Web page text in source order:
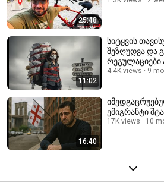
25:48
11:02
სიტყვის
შეზღუდვა და
რეგულაციები
4.4K views 9
16:40
ემიგრანტი
17K views 10